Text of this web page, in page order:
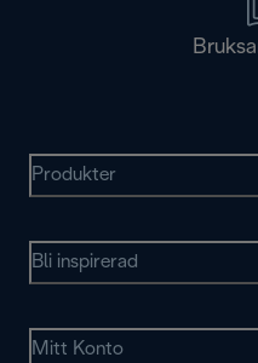
Produkter
Bli inspirerad
Mitt Konto